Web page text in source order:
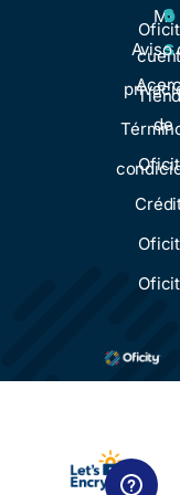
Mi
o
s
de
s
Aviso